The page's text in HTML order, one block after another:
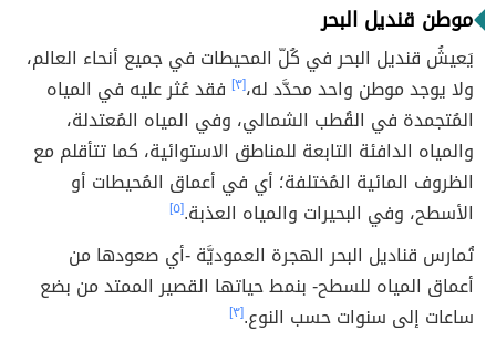
موطن قنديل البحر
يَعيشُ قنديل البحر في كُلّ المحيطات في جميع أنحاء العالم،
ولا يوجد موطن واحد محدَّد له،[٣]
فقد عُثر عليه في المياه
المُتجمدة في القُطب الشمالي، وفي المياه المُعتدلة،
والمياه الدافئة التابعة للمناطق الاستوائية، كما تتأقلم مع
الظروف المائية المُختلفة؛ أي في أعماق المُحيطات أو
الأسطح، وفي البحيرات والمياه العذبة.[٥]
تُمارس قناديل البحر الهجرة العموديَّة -أي صعودها من
أعماق المياه للسطح- بنمط حياتها القصير الممتد من بضع
ساعات إلى سنوات حسب النوع.[٣]